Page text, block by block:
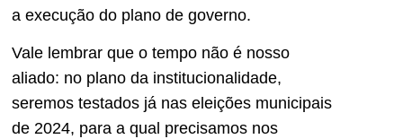
a execução do plano de governo.
Vale lembrar que o tempo não é nosso
aliado: no plano da institucionalidade,
seremos testados já nas eleições municipais
de 2024, para a qual precisamos nos